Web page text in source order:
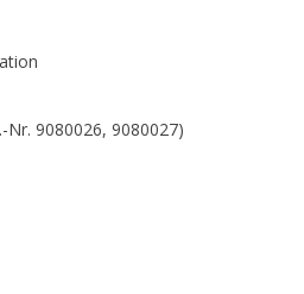
9080026, 9080027)